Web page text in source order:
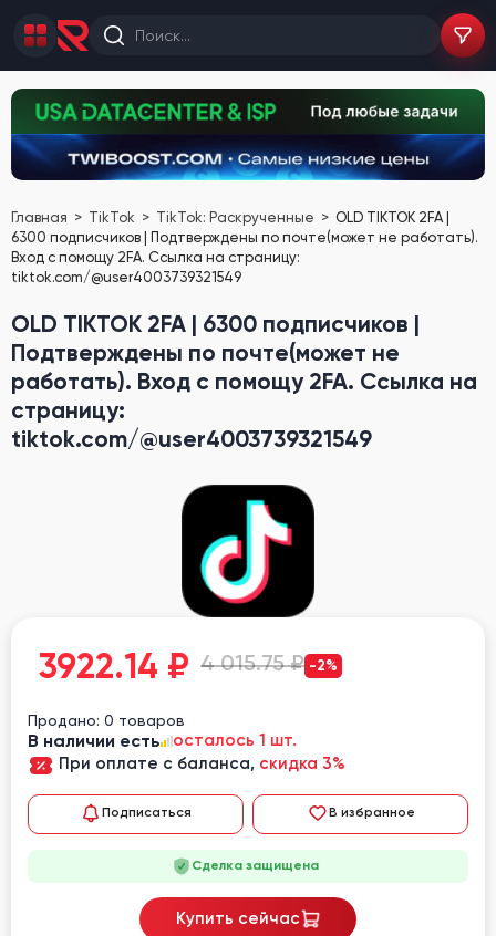
Главная TikTok TikTok: Раскрученные
OLD TIKTOK 2FA |
6300 подписчиков | Подтверждены по почте(может не работать).
Вход с помощу 2FA. Ссылка на страницу:
tiktok.com/@user4003739321549
OLD TIKTOK 2FA | 6300 подписчиков |
Подтверждены по почте(может не
работать). Вход с помощу 2FA. Ссылка на
страницу:
tiktok.com/@user4003739321549
3922.14 ₽ 4 015.75 ₽ -2%
Продано: 0 товаров
В наличии есть
осталось 1 шт.
При оплате с баланса, скидка 3%
Подписаться В избранное
Сделка защищена
Купить сейчас